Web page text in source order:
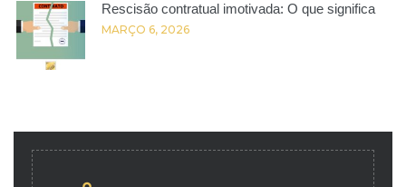
Rescisão contratual imotivada: O que significa
MARÇO 6, 2026